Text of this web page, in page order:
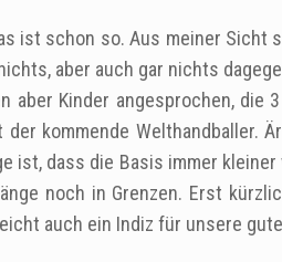
ist schon so. Aus meiner Sicht
aber auch gar nichts
aber Kinder angesprochen,
der kommende Welthandballer.
ist, dass die Basis immer
noch in Grenzen. Erst
auch ein Indiz für unsere